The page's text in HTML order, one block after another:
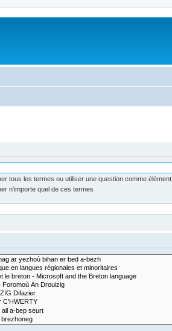
tous les termes ou utiliser une question comme élément
n’importe quel de ces termes